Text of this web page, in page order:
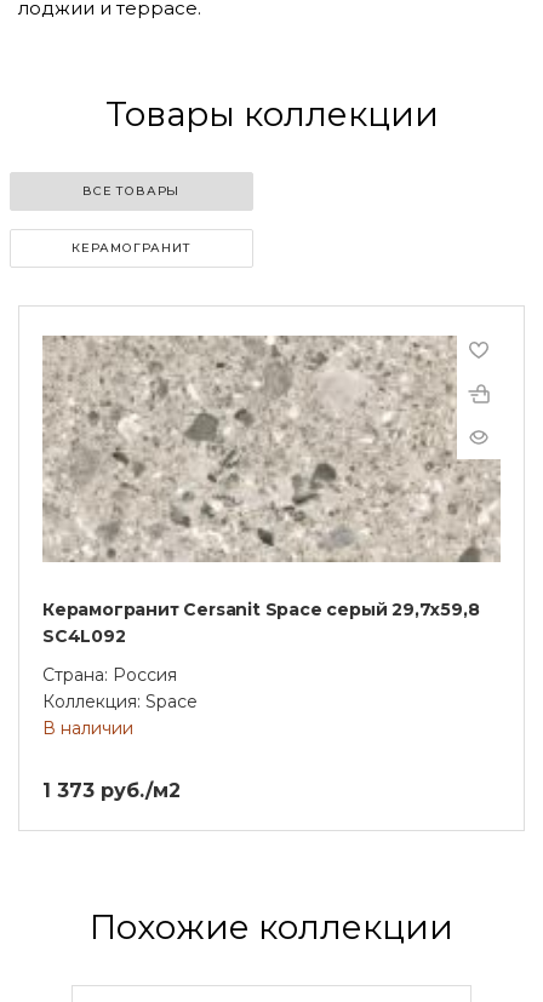
лоджии и террасе.
Товары коллекции
ВСЕ ТОВАРЫ
КЕРАМОГРАНИТ
Керамогранит Cersanit Space серый 29,7x59,8
SC4L092
Страна: Россия
Коллекция: Space
В наличии
1 373 руб./м2
Похожие коллекции